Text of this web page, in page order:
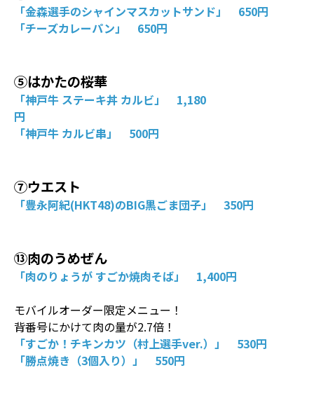
「金森選手のシャインマスカットサンド」 650円
「チーズカレーパン」 650円
⑤はかたの桜華
「神戸牛 ステーキ丼 カルビ」 1,180
円
「神戸牛 カルビ串」 500円
⑦ウエスト
「豊永阿紀(HKT48)のBIG黒ごま団子」 350円
⑬肉のうめぜん
「肉のりょうが すごか焼肉そば」 1,400円
モバイルオーダー限定メニュー！
背番号にかけて肉の量が2.7倍！
「すごか！チキンカツ（村上選手ver.）」 530円
「勝点焼き（3個入り）」 550円